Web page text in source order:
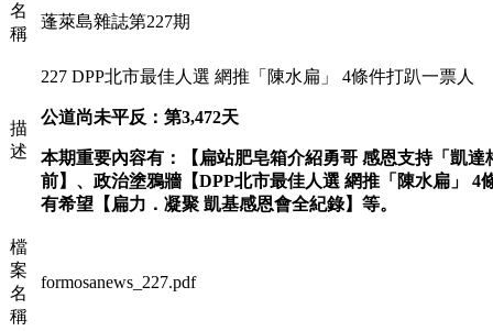
名
稱
蓬萊島雜誌第227期
描
述
227 DPP北市最佳人選 網推「陳水扁」 4條件打趴一票人
公道尚未平反：第3,472天
本期重要內容有：【扁站肥皂箱介紹勇哥 感恩支持「凱
前】、政治塗鴉牆【DPP北市最佳人選 網推「陳水扁」
有希望【扁力．凝聚 凱基感恩會全紀錄】等。
檔
案
名
稱
formosanews_227.pdf